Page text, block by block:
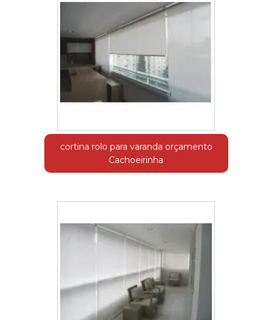
cortina rolo para varanda orçamento
Cachoeirinha